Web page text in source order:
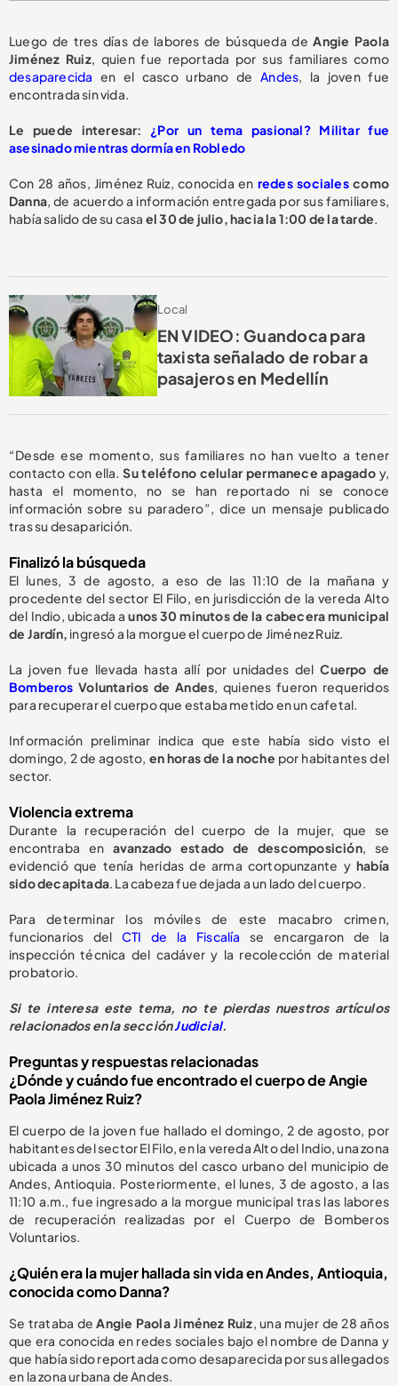
Luego de tres días de labores de búsqueda deAngie Paola
Jiménez Ruiz, quien fue reportada por sus familiares como
desaparecida en el casco urbano deAndes, la joven fue
encontrada sin vida.
Le puede interesar: ¿Por un tema pasional? Militar fue
asesinado mientras dormía en Robledo
Con 28 años, Jiménez Ruiz, conocida en redes socialescomo
Danna, de acuerdo a información entregada por sus familiares,
había salido de su casa el 30 de julio, hacia la 1:00 de la tarde.
Local
EN VIDEO: Guandoca para
taxista señalado de robar a
pasajeros en Medellín
“Desde ese momento, sus familiares no han vuelto a tener
contacto con ella. Su teléfono celular permanece apagadoy,
hasta el momento, no se han reportado ni se conoce
información sobre su paradero”, dice un mensaje publicado
tras su desaparición.
Finalizó la búsqueda
El lunes, 3 de agosto, a eso de las 11:10 de la mañana y
procedente del sector El Filo, en jurisdicción de la vereda Alto
del Indio, ubicada aunos 30 minutos de la cabecera municipal
de Jardín, ingresó a la morgue el cuerpo de Jiménez Ruiz.
La joven fue llevada hasta allí por unidades delCuerpo de
Bomberos Voluntarios de Andes, quienes fueron requeridos
para recuperar el cuerpo que estaba metido en un cafetal.
Información preliminar indica que este había sido visto el
domingo, 2 de agosto, en horas de la noche por habitantes del
sector.
Violencia extrema
Durante la recuperación del cuerpo de la mujer, que se
encontraba en avanzado estado de descomposición, se
evidenció que tenía heridas de arma cortopunzante y había
sido decapitada. La cabeza fue dejada a un lado del cuerpo.
Para determinar los móviles de este macabro crimen,
funcionarios delCTI de la Fiscalía se encargaron de la
inspección técnica del cadáver y la recolección de material
probatorio.
Si te interesa este tema, no te pierdas nuestros artículos
relacionados en la secciónJudicial.
Preguntas y respuestas relacionadas
¿Dónde y cuándo fue encontrado el cuerpo de Angie
Paola Jiménez Ruiz?
El cuerpo de la joven fue hallado el domingo, 2 de agosto, por
habitantes del sector El Filo, en la vereda Alto del Indio, una zona
ubicada a unos 30 minutos del casco urbano del municipio de
Andes, Antioquia. Posteriormente, el lunes, 3 de agosto, a las
11:10 a.m., fue ingresado a la morgue municipal tras las labores
de recuperación realizadas por el Cuerpo de Bomberos
Voluntarios.
¿Quién era la mujer hallada sin vida en Andes, Antioquia,
conocida como Danna?
Se trataba deAngie Paola Jiménez Ruiz, una mujer de 28 años
que era conocida en redes sociales bajo el nombre de Danna y
que había sido reportada como desaparecida por sus allegados
en la zona urbana de Andes.